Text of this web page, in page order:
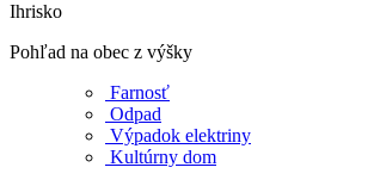
Ihrisko
Pohľad na obec z výšky
Farnosť
Odpad
Výpadok elektriny
Kultúrny dom